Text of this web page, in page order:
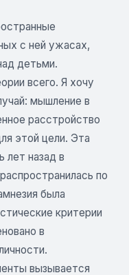
с ней ужасах,
детьми.
всего. Я хочу
мышление в
расстройство
этой цели. Эта
лет назад в
по
была
критерии
в
вызывается